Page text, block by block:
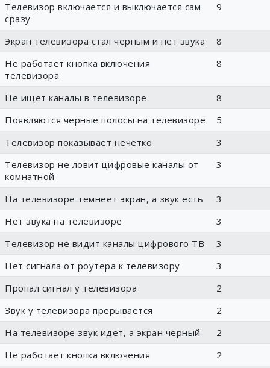
Телевизор включается и выключается сам
сразу
9
Экран телевизора стал черным и нет звука
8
Не работает кнопка включения
телевизора
8
Не ищет каналы в телевизоре
8
Появляются черные полосы на телевизоре
5
Телевизор показывает нечетко
3
Телевизор не ловит цифровые каналы от
комнатной
3
На телевизоре темнеет экран, а звук есть
3
Нет звука на телевизоре
3
Телевизор не видит каналы цифрового ТВ
3
Нет сигнала от роутера к телевизору
3
Пропал сигнал у телевизора
2
Звук у телевизора прерывается
2
На телевизоре звук идет, а экран черный
2
Не работает кнопка включения
2